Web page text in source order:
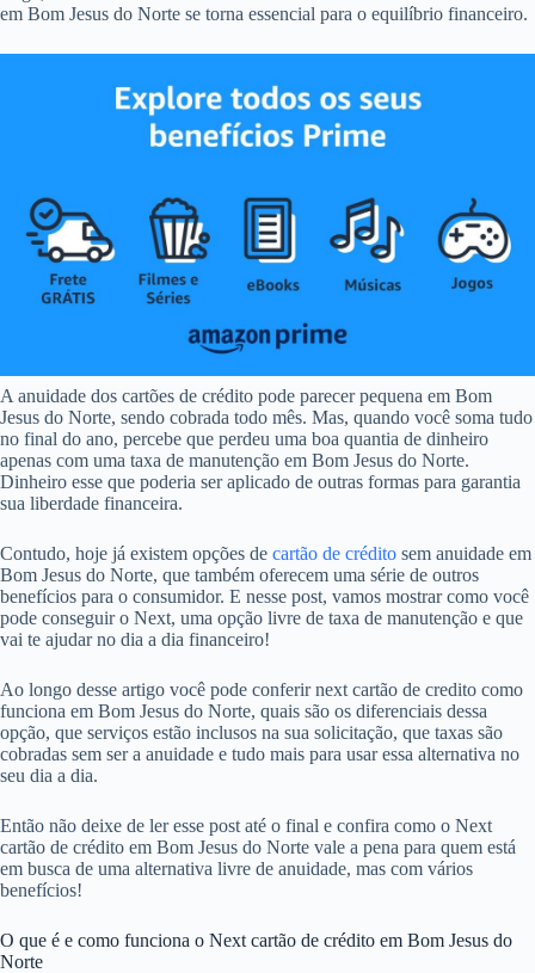
em Bom Jesus do Norte se torna essencial para o equilíbrio financeiro.
A anuidade dos cartões de crédito pode parecer pequena em Bom
Jesus do Norte, sendo cobrada todo mês. Mas, quando você soma tudo
no final do ano, percebe que perdeu uma boa quantia de dinheiro
apenas com uma taxa de manutenção em Bom Jesus do Norte.
Dinheiro esse que poderia ser aplicado de outras formas para garantia
sua liberdade financeira.
Contudo, hoje já existem opções de cartão de crédito sem anuidade em
Bom Jesus do Norte, que também oferecem uma série de outros
benefícios para o consumidor. E nesse post, vamos mostrar como você
pode conseguir o Next, uma opção livre de taxa de manutenção e que
vai te ajudar no dia a dia financeiro!
Ao longo desse artigo você pode conferir next cartão de credito como
funciona em Bom Jesus do Norte, quais são os diferenciais dessa
opção, que serviços estão inclusos na sua solicitação, que taxas são
cobradas sem ser a anuidade e tudo mais para usar essa alternativa no
seu dia a dia.
Então não deixe de ler esse post até o final e confira como o Next
cartão de crédito em Bom Jesus do Norte vale a pena para quem está
em busca de uma alternativa livre de anuidade, mas com vários
benefícios!
O que é e como funciona o Next cartão de crédito em Bom Jesus do
Norte